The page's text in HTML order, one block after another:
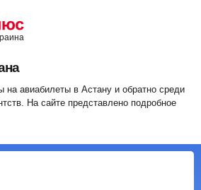
авиабилеты в Астану и обратно среди
На сайте представлено подробное